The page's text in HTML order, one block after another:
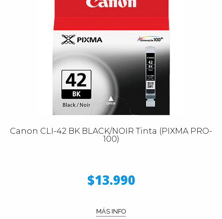
Canon CLI-42 BK BLACK/NOIR Tinta (PIXMA PRO-
100)
$13.990
MÁS INFO